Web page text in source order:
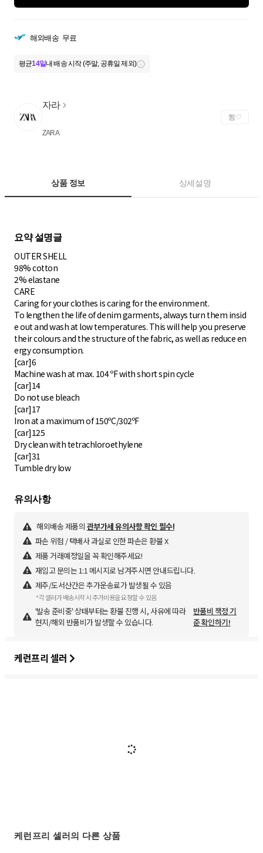
해외배송 무료
평균14일내 배송 시작 (주말, 공휴일 제외)
자라
ZARA
찜
상품 정보 상세설명
요약 설명글
OUTER SHELL
98% cotton
2% elastane
CARE
Caring for your clothes is caring for the environment.
To lengthen the life of denim garments, always turn them insid
e out and wash at low temperatures. This will help you preserve
their colours and the structure of the fabric, as well as reduce en
ergy consumption.
[car]6
Machine wash at max. 104 ºF with short spin cycle
[car]14
Do not use bleach
[car]17
Iron at a maximum of 150ºC/302ºF
[car]125
Dry clean with tetrachloroethylene
[car]31
Tumble dry low
유의사항
해외배송 제품의 관부가세 유의사항 확인 필수!
파손 위험 / 택배사 과실로 인한 파손은 환불 X
제품 거래예정일을 꼭 확인해주세요!
재입고 문의는 1:1 메시지로 남겨주시면 안내드립니다.
제주/도서산간은 추가운송료가 발생될 수 있음
*각 셀러가 배송시작 시 추가비용을 요청할 수 있음
'발송 준비중' 상태부터는 환불 진행 시, 사유에 따라
현지/해외 반품비가 발생할 수 있습니다.
반품비 책정 기
준 확인하기!
케런프리 셀러
케런프리 셀러의 다른 상품